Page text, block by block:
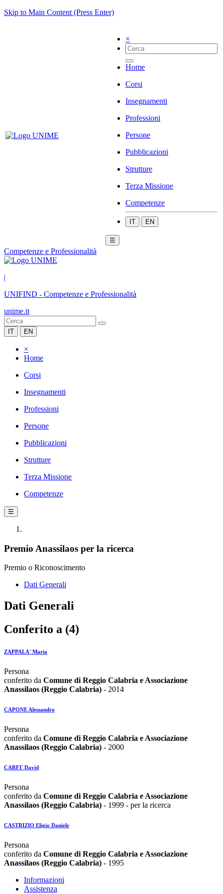
Skip to Main Content (Press Enter)
×
Home
Corsi
Insegnamenti
Professioni
Persone
Pubblicazioni
Strutture
Terza Missione
Competenze
IT EN
☰
Competenze e Professionalità
|
UNIFIND - Competenze e Professionalità
unime.it
IT EN
×
Home
Corsi
Insegnamenti
Professioni
Persone
Pubblicazioni
Strutture
Terza Missione
Competenze
☰
Premio Anassilaos per la ricerca
Premio o Riconoscimento
Dati Generali
Dati Generali
Conferito a (4)
ZAPPALA' Maria
Persona
conferito da Comune di Reggio Calabria e Associazione
Anassilaos (Reggio Calabria) - 2014
CAPONE Alessandro
Persona
conferito da Comune di Reggio Calabria e Associazione
Anassilaos (Reggio Calabria) - 2000
CARFI' David
Persona
conferito da Comune di Reggio Calabria e Associazione
Anassilaos (Reggio Calabria) - 1999 - per la ricerca
CASTRIZIO Eligio Daniele
Persona
conferito da Comune di Reggio Calabria e Associazione
Anassilaos (Reggio Calabria) - 1995
Informazioni
Assistenza